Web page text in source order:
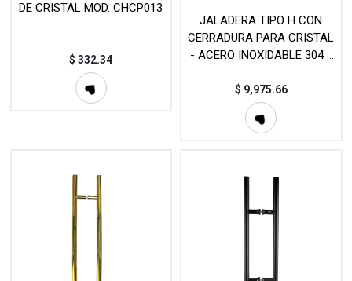
DE CRISTAL MOD. CHCP013
$332.34
JALADERA TIPO H CON
CERRADURA PARA CRISTAL
- ACERO INOXIDABLE 304 -
$ 9,975.66